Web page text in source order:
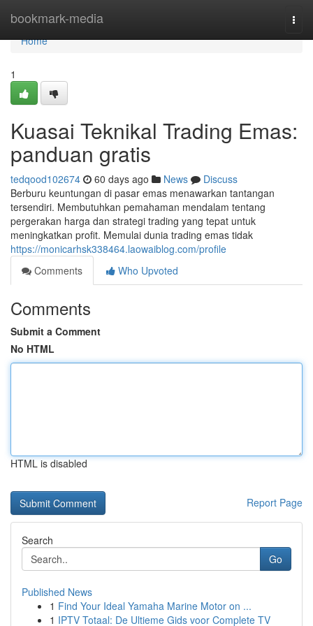
bookmark-media
Home
Home
1
Kuasai Teknikal Trading Emas:
panduan gratis
tedqood102674 60 days ago News
Discuss
Berburu keuntungan di pasar emas menawarkan tantangan
tersendiri. Membutuhkan pemahaman mendalam tentang
pergerakan harga dan strategi trading yang tepat untuk
meningkatkan profit. Memulai dunia trading emas tidak
https://monicarhsk338464.laowaiblog.com/profile
Comments
Who Upvoted
Comments
Submit a Comment
No HTML
HTML is disabled
Report Page
Search
Go
Published News
1 Find Your Ideal Yamaha Marine Motor on ...
1 IPTV Totaal: De Ultieme Gids voor Complete TV